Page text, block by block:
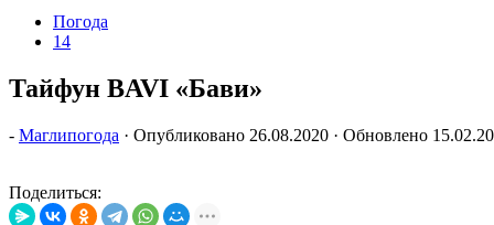
Погода
14
Тайфун BAVI «Бави»
- Маглипогода · Опубликовано 26.08.2020 · Обновлено
Поделиться: